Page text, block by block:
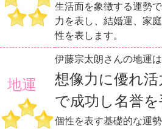
生活面を象徴する運勢
力を表し、結婚運、家
性を表します。
地運
伊藤宗太朗さんの地運
想像力に優れ
で成功し名誉を
個性を表す基礎的な運